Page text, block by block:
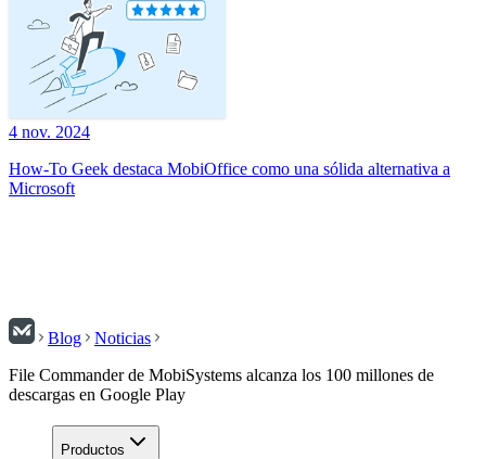
4 nov. 2024
How-To Geek destaca MobiOffice como una sólida alternativa a
Microsoft
Blog
Noticias
File Commander de MobiSystems alcanza los 100 millones de
descargas en Google Play
Productos